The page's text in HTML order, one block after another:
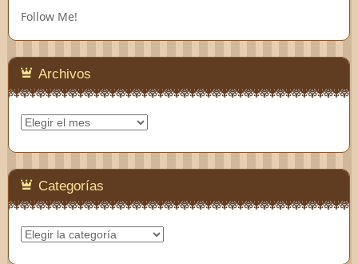
Follow Me!
Archivos
Archivos
Categorías
Categorías